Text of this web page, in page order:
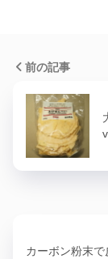
前の記事
カーボン粉末